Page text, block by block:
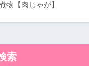
物【肉じゃが】
索